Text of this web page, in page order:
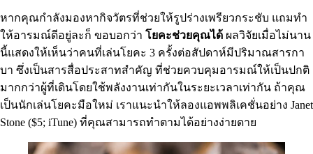
หากคุณกําลังมองหากิจวัตรที่ช่วยให้รูปร่างเพรียวกระชับ แถมทํา
ให้อารมณ์ดีอยู่ละก็ ขอบอกว่า โยคะช่วยคุณได้ ผลวิจัยเมื่อไม่นาน
นี้แสดงให้เห็นว่าคนที่เล่นโยคะ 3 ครั้งต่อสัปดาห์มีปริมาณสารกา
บา ซึ่งเป็นสารสื่อประสาทสําคัญ ที่ช่วยควบคุมอารมณ์ให้เป็นปกติ
มากกว่าผู้ที่เดินโดยใช้พลังงานเท่ากันในระยะเวลาเท่ากัน ถ้าคุณ
เป็นนักเล่นโยคะมือใหม่ เราแนะนําให้ลองแอพพลิเคชั่นอย่าง Janet
Stone ($5; iTune) ที่คุณสามารถทําตามได้อย่างง่ายดาย